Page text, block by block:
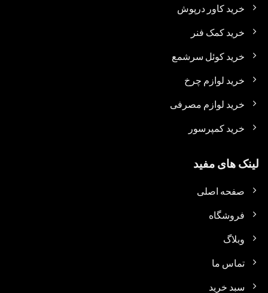
خرید کاور درپوش
خرید کمک فنر
خرید کوئل سرشمع
خرید لوازم چرخ
خرید لوازم مصرفی
خرید کمپرسور
لینک های مفید
صفحه اصلی
فروشگاه
وبلاگ
تماس ما
سبد خرید